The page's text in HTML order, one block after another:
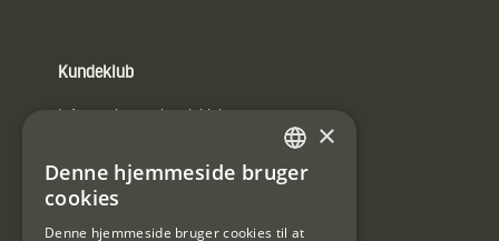
Kundeklub
E-
post
SWEDISH
×
Denne hjemmeside bruger
cookies
Denne hjemmeside bruger cookies til at